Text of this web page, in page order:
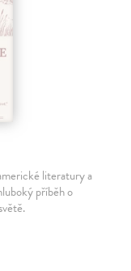
literatury a
příběh o